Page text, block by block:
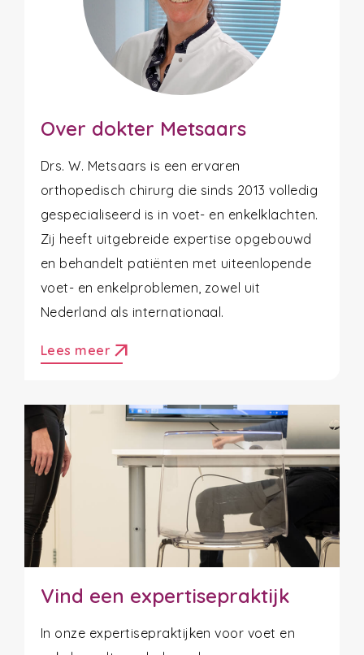
Over dokter Metsaars
Drs. W. Metsaars is een ervaren
orthopedisch chirurg die sinds 2013 volledig
gespecialiseerd is in voet- en enkelklachten.
Zij heeft uitgebreide expertise opgebouwd
en behandelt patiënten met uiteenlopende
voet- en enkelproblemen, zowel uit
Nederland als internationaal.
Lees meer arrow_outward
Vind een expertisepraktijk
In onze expertisepraktijken voor voet en